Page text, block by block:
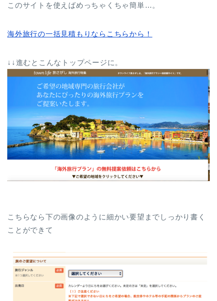
このサイトを使えばめっちゃくちゃ簡単…。
海外旅行の一括見積もりならこちらから！
↓↓進むとこんなトップページに。
こちらなら下の画像のように細かい要望までしっかり書く
ことができて